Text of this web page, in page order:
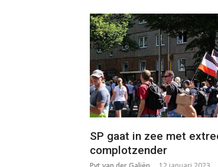
SP gaat in zee met
complotzender